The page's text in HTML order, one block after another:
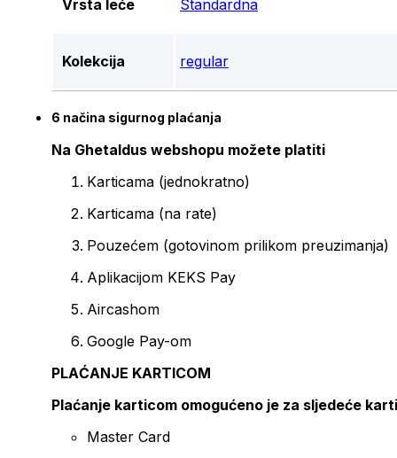
Vrsta leće Standardna
Kolekcija regular
6 načina sigurnog plaćanja
Na Ghetaldus webshopu možete platiti
Karticama (jednokratno)
Karticama (na rate)
Pouzećem (gotovinom prilikom preuzimanja)
Aplikacijom KEKS Pay
Aircashom
Google Pay-om
PLAĆANJE KARTICOM
Plaćanje karticom omogućeno je za sljedeće
Master Card